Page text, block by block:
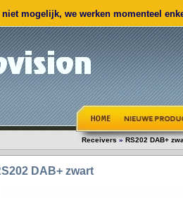
mogelijk, we werken momenteel
Receivers»RS202 DAB+
DAB+ zwart